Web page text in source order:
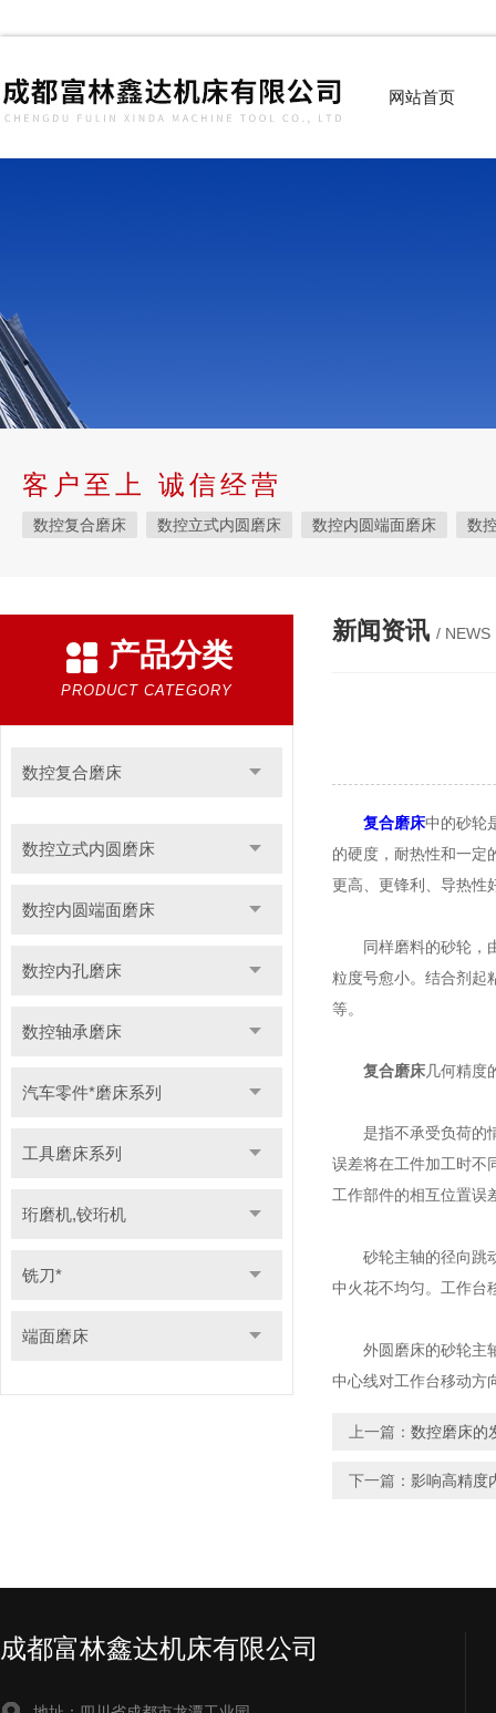
网站首页
客户至上 诚信经营
数控复合磨床 数控立式内圆磨床 数控内圆端面磨床 数
产品分类
PRODUCT CATEGORY
数控复合磨床
数控立式内圆磨床
数控内圆端面磨床
数控内孔磨床
数控轴承磨床
汽车零件*磨床系列
工具磨床系列
珩磨机,铰珩机
铣刀*
端面磨床
新闻资讯 / NEWS
复合磨床中的砂轮
的硬度，耐热性和一定
更高、更锋利、导热性
同样磨料的砂轮，由
粒度号愈小。结合剂起
等。
复合磨床几何精度
是指不承受负荷的情
误差将在工件加工时不
工作部件的相互位置误
砂轮主轴的径向跳动
中火花不均匀。工作台
外圆磨床的砂轮主轴
中心线对工作台移动方
上一篇： 数控磨床的
下一篇： 影响高精度
成都富林鑫达机床有限公司